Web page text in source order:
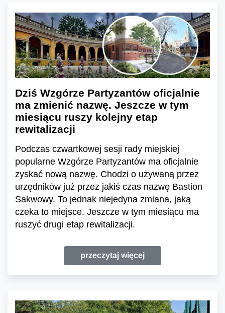
Dziś Wzgórze Partyzantów oficjalnie
ma zmienić nazwę. Jeszcze w tym
miesiącu ruszy kolejny etap
rewitalizacji
Podczas czwartkowej sesji rady miejskiej
popularne Wzgórze Partyzantów ma oficjalnie
zyskać nową nazwę. Chodzi o używaną przez
urzędników już przez jakiś czas nazwę Bastion
Sakwowy. To jednak niejedyna zmiana, jaką
czeka to miejsce. Jeszcze w tym miesiącu ma
ruszyć drugi etap rewitalizacji.
przeczytaj więcej